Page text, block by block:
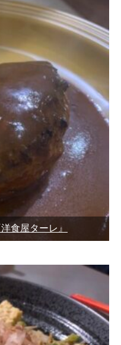
食屋ターレ』